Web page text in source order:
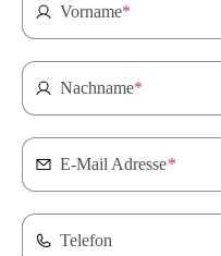
Vorname*
Nachname*
E-Mail Adresse*
Telefon